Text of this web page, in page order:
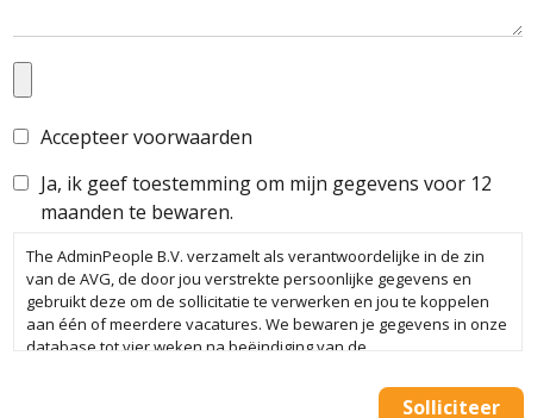
Accepteer voorwaarden
Ja, ik geef toestemming om mijn gegevens voor 12
maanden te bewaren.
The AdminPeople B.V. verzamelt als verantwoordelijke in de zin
van de AVG, de door jou verstrekte persoonlijke gegevens en
gebruikt deze om de sollicitatie te verwerken en jou te koppelen
aan één of meerdere vacatures. We bewaren je gegevens in onze
database tot vier weken na beëindiging van de
bewaren wij je gegevens tot 12 maanden na de beëindiging van de
Solliciteer